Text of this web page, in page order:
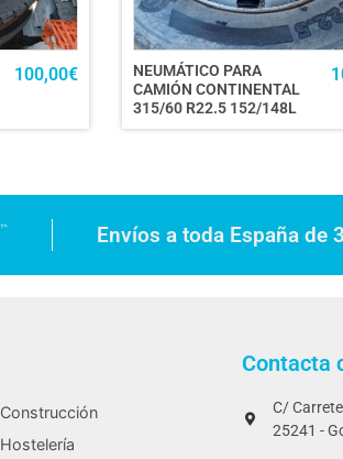
100,00€
NEUMÁTICO PARA
CAMIÓN CONTINENTAL
315/60 R22.5 152/148L
Envíos a toda España de
Construcción
Hostelería
Contacta
C/
25241 -